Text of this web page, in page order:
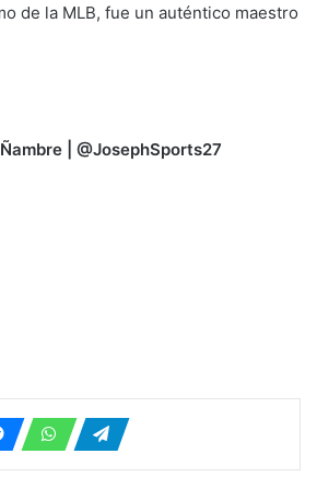
de la MLB, fue un auténtico maestro
| @JosephSports27